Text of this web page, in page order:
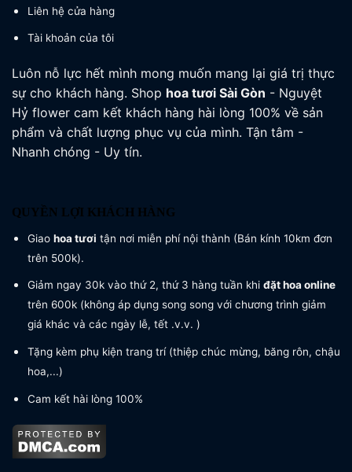
Liên hệ cửa hàng
Tài khoản của tôi
Luôn nỗ lực hết mình mong muốn mang lại giá trị thực
sự cho khách hàng. Shop hoa tươi Sài Gòn - Nguyệt
Hỷ flower cam kết khách hàng hài lòng 100% về sản
phẩm và chất lượng phục vụ của mình. Tận tâm -
Nhanh chóng - Uy tín.
QUYỀN LỢI KHÁCH HÀNG
Giao hoa tươi tận nơi miễn phí nội thành (Bán kính 10km đơn
trên 500k).
Giảm ngay 30k vào thứ 2, thứ 3 hàng tuần khi đặt hoa online
trên 600k (không áp dụng song song với chương trình giảm
giá khác và các ngày lễ, tết .v.v. )
Tặng kèm phụ kiện trang trí (thiệp chúc mừng, băng rôn, chậu
hoa,...)
Cam kết hài lòng 100%